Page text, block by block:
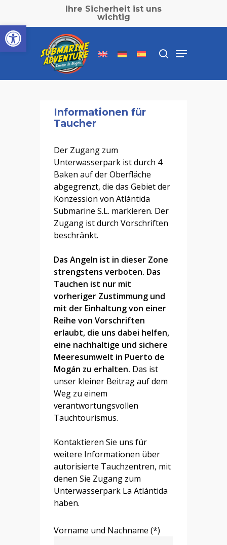
Werkzeugleiste öffnen
main
content
Ihre Sicherheit ist uns
wichtig
search
Menu
Inicio » Taucherformular
Informationen für
Taucher
Der Zugang zum
Unterwasserpark ist durch 4
Baken auf der Oberfläche
abgegrenzt, die das Gebiet der
Konzession von Atlántida
Submarine S.L. markieren. Der
Zugang ist durch Vorschriften
beschränkt.
Das Angeln ist in dieser Zone
strengstens verboten. Das
Tauchen ist nur mit
vorheriger Zustimmung und
mit der Einhaltung von einer
Reihe von Vorschriften
erlaubt, die uns dabei helfen,
eine nachhaltige und sichere
Meeresumwelt in Puerto de
Mogán zu erhalten. Das ist
unser kleiner Beitrag auf dem
Weg zu einem
verantwortungsvollen
Tauchtourismus.
Kontaktieren Sie uns für
weitere Informationen über
autorisierte Tauchzentren, mit
denen Sie Zugang zum
Unterwasserpark La Atlántida
haben.
Vorname und Nachname (*)